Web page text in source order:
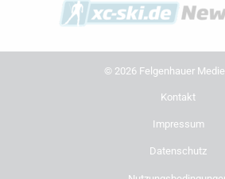
© 2026 Felgenhauer
Kontakt
Impressum
Datenschutz